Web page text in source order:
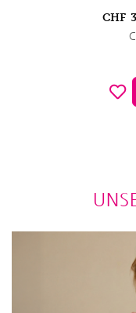
CHF